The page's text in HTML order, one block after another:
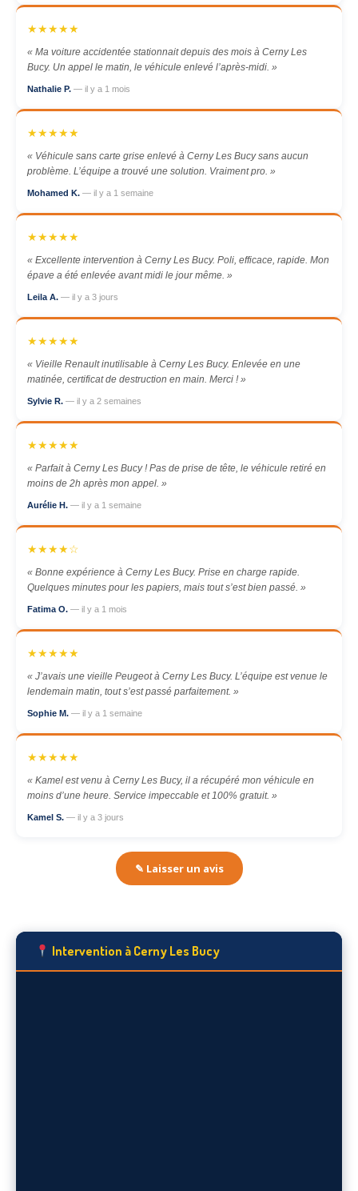
★★★★★
« Ma voiture accidentée stationnait depuis des mois à Cerny Les
Bucy. Un appel le matin, le véhicule enlevé l’après-midi. »
Nathalie P. — il y a 1 mois
★★★★★
« Véhicule sans carte grise enlevé à Cerny Les Bucy sans aucun
problème. L’équipe a trouvé une solution. Vraiment pro. »
Mohamed K. — il y a 1 semaine
★★★★★
« Excellente intervention à Cerny Les Bucy. Poli, efficace, rapide. Mon
épave a été enlevée avant midi le jour même. »
Leila A. — il y a 3 jours
★★★★★
« Vieille Renault inutilisable à Cerny Les Bucy. Enlevée en une
matinée, certificat de destruction en main. Merci ! »
Sylvie R. — il y a 2 semaines
★★★★★
« Parfait à Cerny Les Bucy ! Pas de prise de tête, le véhicule retiré en
moins de 2h après mon appel. »
Aurélie H. — il y a 1 semaine
★★★★☆
« Bonne expérience à Cerny Les Bucy. Prise en charge rapide.
Quelques minutes pour les papiers, mais tout s’est bien passé. »
Fatima O. — il y a 1 mois
★★★★★
« J’avais une vieille Peugeot à Cerny Les Bucy. L’équipe est venue le
lendemain matin, tout s’est passé parfaitement. »
Sophie M. — il y a 1 semaine
★★★★★
« Kamel est venu à Cerny Les Bucy, il a récupéré mon véhicule en
moins d’une heure. Service impeccable et 100% gratuit. »
Kamel S. — il y a 3 jours
✎ Laisser un avis
Intervention à Cerny Les Bucy